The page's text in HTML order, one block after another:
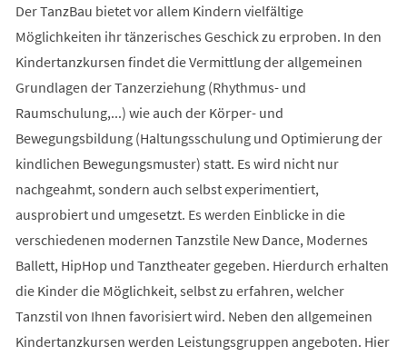
Der TanzBau bietet vor allem Kindern vielfältige
Möglichkeiten ihr tänzerisches Geschick zu erproben. In den
Kindertanzkursen findet die Vermittlung der allgemeinen
Grundlagen der Tanzerziehung (Rhythmus- und
Raumschulung,...) wie auch der Körper- und
Bewegungsbildung (Haltungsschulung und Optimierung der
kindlichen Bewegungsmuster) statt. Es wird nicht nur
nachgeahmt, sondern auch selbst experimentiert,
ausprobiert und umgesetzt. Es werden Einblicke in die
verschiedenen modernen Tanzstile New Dance, Modernes
Ballett, HipHop und Tanztheater gegeben. Hierdurch erhalten
die Kinder die Möglichkeit, selbst zu erfahren, welcher
Tanzstil von Ihnen favorisiert wird. Neben den allgemeinen
Kindertanzkursen werden Leistungsgruppen angeboten. Hier